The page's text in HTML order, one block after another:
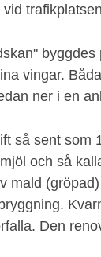
vingar.
ner i en
så sent som
och så
mald
Den